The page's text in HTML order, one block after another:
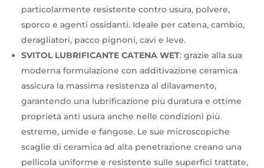
particolarmente resistente contro usura, polvere,
sporco e agenti ossidanti. Ideale per catena, cambio,
deragliatori, pacco pignoni, cavi e leve.
SVITOL LUBRIFICANTE CATENA WET: grazie alla sua
moderna formulazione con additivazione ceramica
assicura la massima resistenza al dilavamento,
garantendo una lubrificazione più duratura e ottime
proprietà anti usura anche nelle condizioni più
estreme, umide e fangose. Le sue microscopiche
scaglie di ceramica ad alta penetrazione creano una
pellicola uniforme e resistente sulle superfici trattate,